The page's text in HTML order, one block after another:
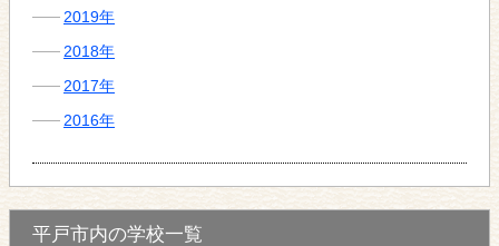
2019年
2018年
2017年
2016年
平戸市内の学校一覧